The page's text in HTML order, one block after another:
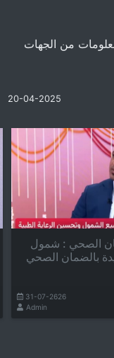
من الجهات
20-04-2025
الصحي : شمول
بالضمان الصحي
31-07-2626
Admin